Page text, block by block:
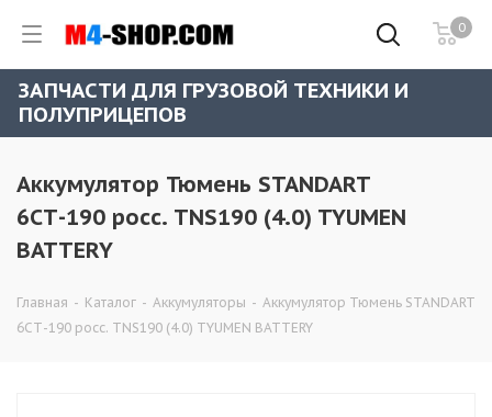
0
ЗАПЧАСТИ ДЛЯ ГРУЗОВОЙ ТЕХНИКИ И
ПОЛУПРИЦЕПОВ
Аккумулятор Тюмень STANDART
6СТ-190 росс. TNS190 (4.0) TYUMEN
BATTERY
Главная - Каталог - Аккумуляторы - Аккумулятор Тюмень STANDART
6СТ-190 росс. TNS190 (4.0) TYUMEN BATTERY